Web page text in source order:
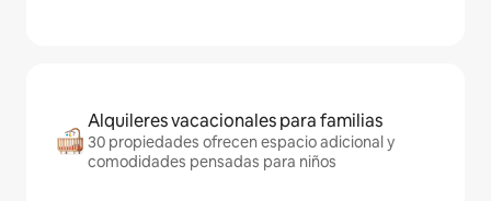
Alquileres vacacionales para familias
30 propiedades ofrecen espacio adicional y
comodidades pensadas para niños